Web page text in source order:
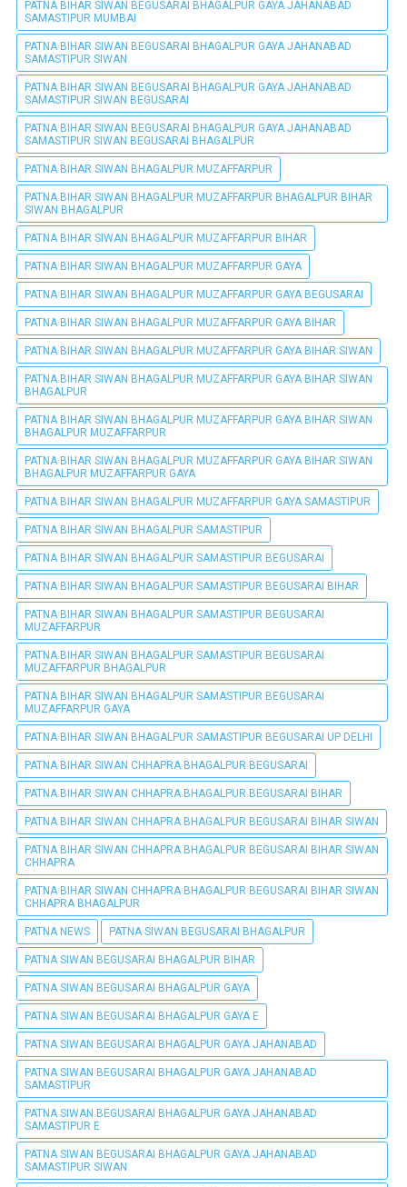
PATNA BIHAR SIWAN BEGUSARAI BHAGALPUR GAYA JAHANABAD
SAMASTIPUR MUMBAI
PATNA BIHAR SIWAN BEGUSARAI BHAGALPUR GAYA JAHANABAD
SAMASTIPUR SIWAN
PATNA BIHAR SIWAN BEGUSARAI BHAGALPUR GAYA JAHANABAD
SAMASTIPUR SIWAN BEGUSARAI
PATNA BIHAR SIWAN BEGUSARAI BHAGALPUR GAYA JAHANABAD
SAMASTIPUR SIWAN BEGUSARAI BHAGALPUR
PATNA BIHAR SIWAN BHAGALPUR MUZAFFARPUR
PATNA BIHAR SIWAN BHAGALPUR MUZAFFARPUR BHAGALPUR BIHAR
SIWAN BHAGALPUR
PATNA BIHAR SIWAN BHAGALPUR MUZAFFARPUR BIHAR
PATNA BIHAR SIWAN BHAGALPUR MUZAFFARPUR GAYA
PATNA BIHAR SIWAN BHAGALPUR MUZAFFARPUR GAYA BEGUSARAI
PATNA BIHAR SIWAN BHAGALPUR MUZAFFARPUR GAYA BIHAR
PATNA BIHAR SIWAN BHAGALPUR MUZAFFARPUR GAYA BIHAR SIWAN
PATNA BIHAR SIWAN BHAGALPUR MUZAFFARPUR GAYA BIHAR SIWAN
BHAGALPUR
PATNA BIHAR SIWAN BHAGALPUR MUZAFFARPUR GAYA BIHAR SIWAN
BHAGALPUR MUZAFFARPUR
PATNA BIHAR SIWAN BHAGALPUR MUZAFFARPUR GAYA BIHAR SIWAN
BHAGALPUR MUZAFFARPUR GAYA
PATNA BIHAR SIWAN BHAGALPUR MUZAFFARPUR GAYA SAMASTIPUR
PATNA BIHAR SIWAN BHAGALPUR SAMASTIPUR
PATNA BIHAR SIWAN BHAGALPUR SAMASTIPUR BEGUSARAI
PATNA BIHAR SIWAN BHAGALPUR SAMASTIPUR BEGUSARAI BIHAR
PATNA BIHAR SIWAN BHAGALPUR SAMASTIPUR BEGUSARAI
MUZAFFARPUR
PATNA BIHAR SIWAN BHAGALPUR SAMASTIPUR BEGUSARAI
MUZAFFARPUR BHAGALPUR
PATNA BIHAR SIWAN BHAGALPUR SAMASTIPUR BEGUSARAI
MUZAFFARPUR GAYA
PATNA BIHAR SIWAN BHAGALPUR SAMASTIPUR BEGUSARAI UP DELHI
PATNA BIHAR SIWAN CHHAPRA BHAGALPUR BEGUSARAI
PATNA BIHAR SIWAN CHHAPRA BHAGALPUR BEGUSARAI BIHAR
PATNA BIHAR SIWAN CHHAPRA BHAGALPUR BEGUSARAI BIHAR SIWAN
PATNA BIHAR SIWAN CHHAPRA BHAGALPUR BEGUSARAI BIHAR SIWAN
CHHAPRA
PATNA BIHAR SIWAN CHHAPRA BHAGALPUR BEGUSARAI BIHAR SIWAN
CHHAPRA BHAGALPUR
PATNA NEWS PATNA SIWAN BEGUSARAI BHAGALPUR
PATNA SIWAN BEGUSARAI BHAGALPUR BIHAR
PATNA SIWAN BEGUSARAI BHAGALPUR GAYA
PATNA SIWAN BEGUSARAI BHAGALPUR GAYA E
PATNA SIWAN BEGUSARAI BHAGALPUR GAYA JAHANABAD
PATNA SIWAN BEGUSARAI BHAGALPUR GAYA JAHANABAD
SAMASTIPUR
PATNA SIWAN BEGUSARAI BHAGALPUR GAYA JAHANABAD
SAMASTIPUR E
PATNA SIWAN BEGUSARAI BHAGALPUR GAYA JAHANABAD
SAMASTIPUR SIWAN